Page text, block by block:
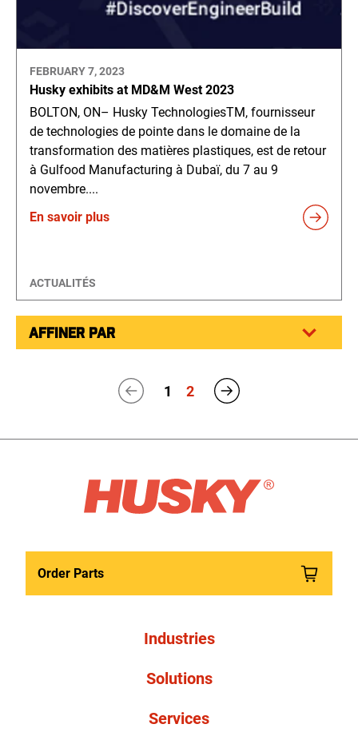
FEBRUARY 7, 2023
Husky exhibits at MD&M West 2023
BOLTON, ON– Husky TechnologiesTM, fournisseur
de technologies de pointe dans le domaine de la
transformation des matières plastiques, est de retour
à Gulfood Manufacturing à Dubaï, du 7 au 9
novembre....
En savoir plus
ACTUALITÉS
AFFINER PAR
1 2
Order Parts
Industries
Solutions
Services